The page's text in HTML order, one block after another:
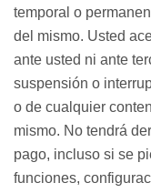
temporal o
del mismo. Usted
ante usted ni ante
suspensión o
o de cualquier
mismo. No tendrá
pago, incluso si se
funciones,